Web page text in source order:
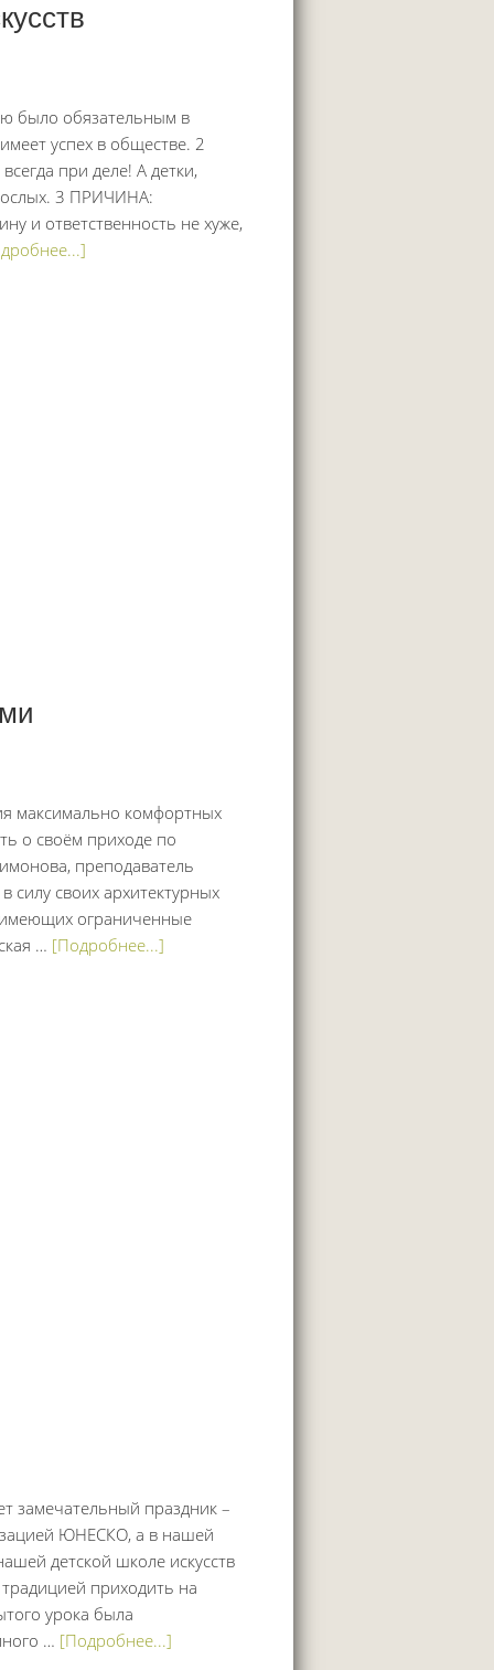
было обязательным в
успех в обществе. 2
при деле! А детки,
3 ПРИЧИНА:
и ответственность не хуже,
максимально комфортных
о своём приходе по
преподаватель
своих архитектурных
ограниченные
… [Подробнее...]
замечательный праздник –
ЮНЕСКО, а в нашей
детской школе искусств
приходить на
урока была
… [Подробнее...]